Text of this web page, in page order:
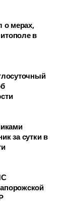
о мерах,
в
за сутки в